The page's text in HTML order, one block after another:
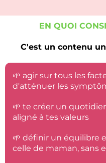
EN QUOI
C'est un contenu
🌱 agir sur tous les
d'atténuer les
🌱 te créer un
aligné à tes valeurs
🌱 définir un équilibre
celle de maman, sans